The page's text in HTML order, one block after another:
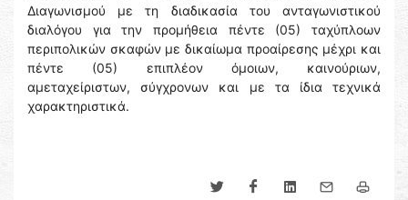
Διαγωνισμού με τη διαδικασία του ανταγωνιστικού
διαλόγου για την προμήθεια πέντε (05) ταχύπλοων
περιπολικών σκαφών με δικαίωμα προαίρεσης μέχρι και
πέντε (05) επιπλέον όμοιων, καινούριων,
αμεταχείριστων, σύγχρονων και με τα ίδια τεχνικά
χαρακτηριστικά.